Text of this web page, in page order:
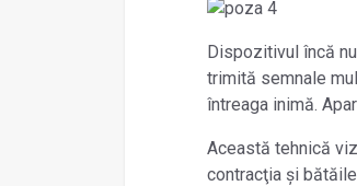
Dispozitivul încă
trimită semnale
întreaga inimă.
Această tehnică
contracţia și